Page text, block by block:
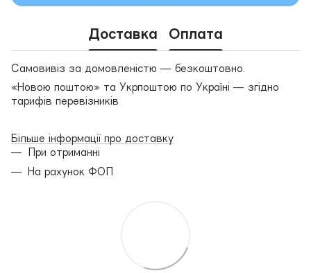
Доставка Оплата
Самовивіз за домовленістю — безкоштовно.
«Новою поштою» та Укрпоштою по Україні — згідно
тарифів перевізників
Більше інформації про доставку
При отриманні
На рахунок ФОП